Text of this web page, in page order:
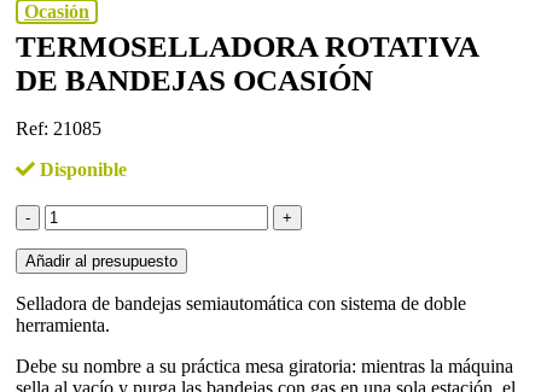
Ocasión
TERMOSELLADORA ROTATIVA
DE BANDEJAS OCASIÓN
Ref: 21085
Disponible
TERMOSELLADORA
ROTATIVA
DE
BANDEJAS
OCASIÓN
cantidad
Añadir al presupuesto
Selladora de bandejas semiautomática con sistema de doble
herramienta.
Debe su nombre a su práctica mesa giratoria: mientras la máquina
sella al vacío y purga las bandejas con gas en una sola estación, el